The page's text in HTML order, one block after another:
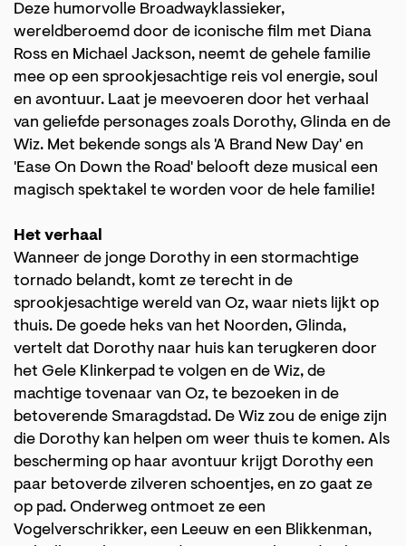
Deze humorvolle Broadwayklassieker,
wereldberoemd door de iconische film met Diana
Ross en Michael Jackson, neemt de gehele familie
mee op een sprookjesachtige reis vol energie, soul
en avontuur. Laat je meevoeren door het verhaal
van geliefde personages zoals Dorothy, Glinda en de
Wiz. Met bekende songs als 'A Brand New Day' en
'Ease On Down the Road' belooft deze musical een
magisch spektakel te worden voor de hele familie!
Het verhaal
Wanneer de jonge Dorothy in een stormachtige
tornado belandt, komt ze terecht in de
sprookjesachtige wereld van Oz, waar niets lijkt op
thuis. De goede heks van het Noorden, Glinda,
vertelt dat Dorothy naar huis kan terugkeren door
het Gele Klinkerpad te volgen en de Wiz, de
machtige tovenaar van Oz, te bezoeken in de
betoverende Smaragdstad. De Wiz zou de enige zijn
die Dorothy kan helpen om weer thuis te komen. Als
bescherming op haar avontuur krijgt Dorothy een
paar betoverde zilveren schoentjes, en zo gaat ze
op pad. Onderweg ontmoet ze een
Vogelverschrikker, een Leeuw en een Blikkenman,